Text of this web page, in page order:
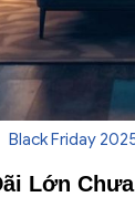
Black Friday
Lớn